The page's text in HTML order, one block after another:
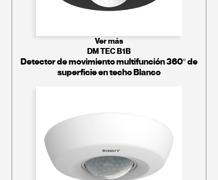
Ver más
DM TEC B1B
Detector de movimiento multifunción 360º de
superficie en techo Blanco